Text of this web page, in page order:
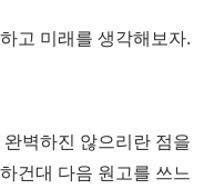
고 미래를 생각해보자.
벽하진 않으리란 점을
건대 다음 원고를 쓰느